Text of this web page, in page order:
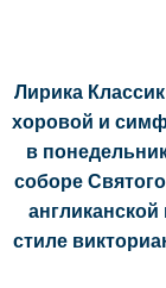
Лирика Классик
хоровой и
в
соборе
стиле